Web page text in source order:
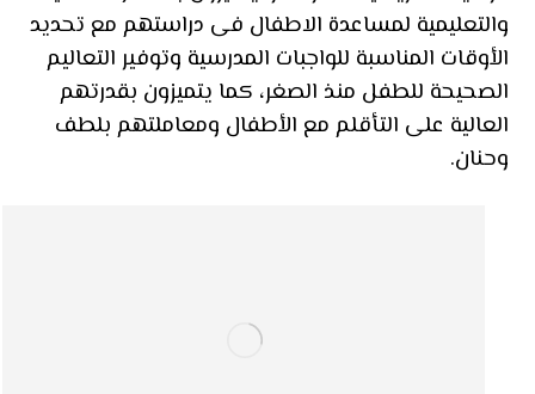
والتعليمية لمساعدة الاطفال فى دراستهم مع تحديد
الأوقات المناسبة للواجبات المدرسية وتوفير التعاليم
الصحيحة للطفل منذ الصغر، كما يتميزون بقدرتهم
العالية على التأقلم مع الأطفال ومعاملتهم بلطف
وحنان.